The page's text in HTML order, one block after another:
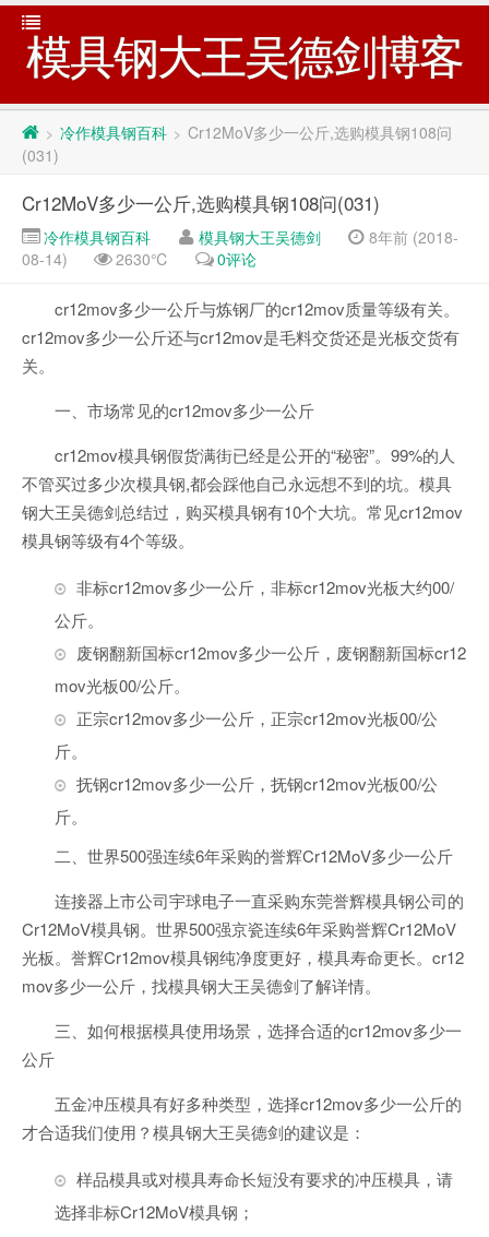
模具钢大王吴德剑博客
> 冷作模具钢百科 > Cr12MoV多少一公斤,选购模具钢108问
(031)
Cr12MoV多少一公斤,选购模具钢108问(031)
冷作模具钢百科 模具钢大王吴德剑
8年前 (2018-
08-14)
2630℃ 0评论
cr12mov多少一公斤与炼钢厂的cr12mov质量等级有关。
cr12mov多少一公斤还与cr12mov是毛料交货还是光板交货有
关。
一、市场常见的cr12mov多少一公斤
cr12mov模具钢假货满街已经是公开的“秘密”。99%的人
不管买过多少次模具钢,都会踩他自己永远想不到的坑。模具
钢大王吴德剑总结过，购买模具钢有10个大坑。常见cr12mov
模具钢等级有4个等级。
非标cr12mov多少一公斤，非标cr12mov光板大约00/
公斤。
废钢翻新国标cr12mov多少一公斤，废钢翻新国标cr12
mov光板00/公斤。
正宗cr12mov多少一公斤，正宗cr12mov光板00/公
斤。
抚钢cr12mov多少一公斤，抚钢cr12mov光板00/公
斤。
二、世界500强连续6年采购的誉辉Cr12MoV多少一公斤
连接器上市公司宇球电子一直采购东莞誉辉模具钢公司的
Cr12MoV模具钢。世界500强京瓷连续6年采购誉辉Cr12MoV
光板。誉辉Cr12mov模具钢纯净度更好，模具寿命更长。cr12
mov多少一公斤，找模具钢大王吴德剑了解详情。
三、如何根据模具使用场景，选择合适的cr12mov多少一
公斤
五金冲压模具有好多种类型，选择cr12mov多少一公斤的
才合适我们使用？模具钢大王吴德剑的建议是：
样品模具或对模具寿命长短没有要求的冲压模具，请
选择非标Cr12MoV模具钢；